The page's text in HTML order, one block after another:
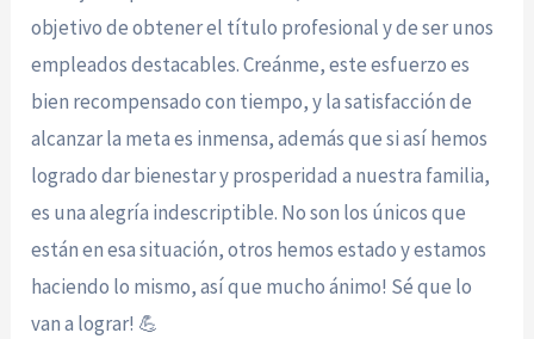
objetivo de obtener el título profesional y de ser unos
empleados destacables. Creánme, este esfuerzo es
bien recompensado con tiempo, y la satisfacción de
alcanzar la meta es inmensa, además que si así hemos
logrado dar bienestar y prosperidad a nuestra familia,
es una alegría indescriptible. No son los únicos que
están en esa situación, otros hemos estado y estamos
haciendo lo mismo, así que mucho ánimo! Sé que lo
van a lograr! 💪